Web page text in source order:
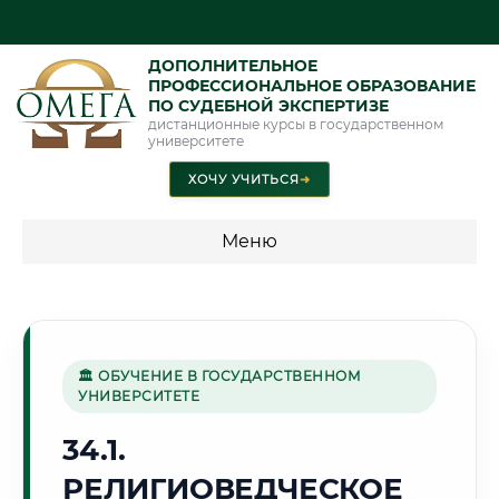
ДОПОЛНИТЕЛЬНОЕ
ПРОФЕССИОНАЛЬНОЕ ОБРАЗОВАНИЕ
ПО СУДЕБНОЙ ЭКСПЕРТИЗЕ
дистанционные курсы в государственном
университете
ХОЧУ УЧИТЬСЯ➜
Меню
специальности"
Стоимость по программам обучения "Судебная экспертиза"
Стоимость по программам обучения "Экспертиза"
🏛 ОБУЧЕНИЕ В ГОСУДАРСТВЕННОМ
УНИВЕРСИТЕТЕ
34.1.
РЕЛИГИОВЕДЧЕСКОЕ